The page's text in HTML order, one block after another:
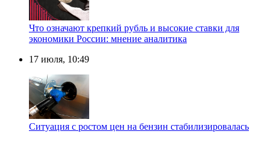
Что означают крепкий рубль и высокие ставки для
экономики России: мнение аналитика
17 июля, 10:49
Ситуация с ростом цен на бензин стабилизировалась